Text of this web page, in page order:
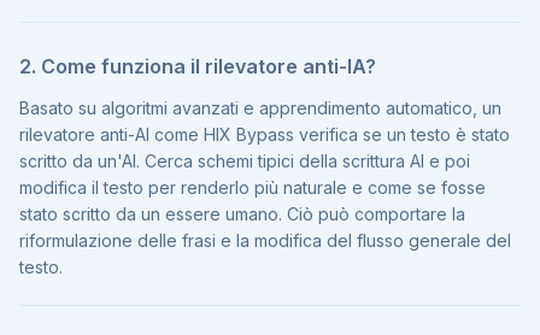
2. Come funziona il rilevatore anti-IA?
Basato su algoritmi avanzati e apprendimento automatico, un
rilevatore anti-AI come HIX Bypass verifica se un testo è stato
scritto da un'AI. Cerca schemi tipici della scrittura AI e poi
modifica il testo per renderlo più naturale e come se fosse
stato scritto da un essere umano. Ciò può comportare la
riformulazione delle frasi e la modifica del flusso generale del
testo.